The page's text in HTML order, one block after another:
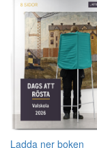
Ladda ner boken